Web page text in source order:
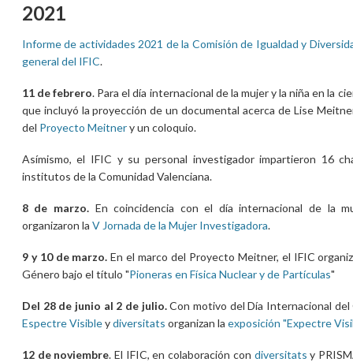
2021
Informe de actividades 2021 de la Comisión de Igualdad y
general del IFIC.
11 de febrero. Para el día internacional de la mujer y la niña en la
que incluyó la proyección de un documental acerca de Lise
del Proyecto Meitnery un coloquio.
Asímismo, el IFIC y su personal investigador impartieron 16
institutos de la Comunidad Valenciana.
8 de marzo. En coincidencia con el día internacional de la
organizaron la V Jornada de la Mujer Investigadora.
9 y 10 de marzo.En el marco del Proyecto Meitner, el IFIC
Género bajo el título "Pioneras en Física Nuclear y de Partículas"
Del 28 de junio al 2 de julio.Con motivo del Día Internacional
Espectre Visibleydiversitats organizan la exposición "Expectre
12 de noviembre. El IFIC, en colaboración con diversitats y